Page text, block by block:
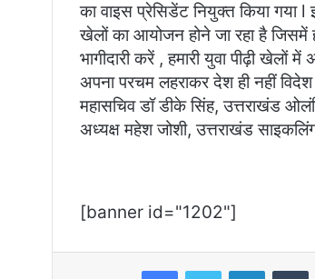
का वाइस प्रेसिडेंट नियुक्त किया गया
खेलों का आयोजन होने जा रहा है जिसमें
भागीदारी करें , हमारी युवा पीढ़ी
अपना परचम लहराकर देश ही नहीं
महासचिव डॉ डीके सिंह, उत्तराखंड
अध्यक्ष महेश जोशी, उत्तराखंड
[banner id="1202"]
FacebookTwitter LinkedIn